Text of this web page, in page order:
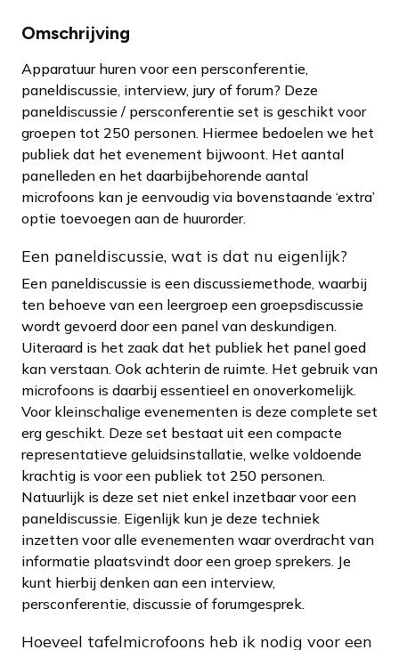
Omschrijving
Apparatuur huren voor een persconferentie,
paneldiscussie, interview, jury of forum? Deze
paneldiscussie / persconferentie set is geschikt voor
groepen tot 250 personen. Hiermee bedoelen we het
publiek dat het evenement bijwoont. Het aantal
panelleden en het daarbijbehorende aantal
microfoons kan je eenvoudig via bovenstaande ‘extra’
optie toevoegen aan de huurorder.
Een paneldiscussie, wat is dat nu eigenlijk?
Een paneldiscussie is een discussiemethode, waarbij
ten behoeve van een leergroep een groepsdiscussie
wordt gevoerd door een panel van deskundigen.
Uiteraard is het zaak dat het publiek het panel goed
kan verstaan. Ook achterin de ruimte. Het gebruik van
microfoons is daarbij essentieel en onoverkomelijk.
Voor kleinschalige evenementen is deze complete set
erg geschikt. Deze set bestaat uit een compacte
representatieve geluidsinstallatie, welke voldoende
krachtig is voor een publiek tot 250 personen.
Natuurlijk is deze set niet enkel inzetbaar voor een
paneldiscussie. Eigenlijk kun je deze techniek
inzetten voor alle evenementen waar overdracht van
informatie plaatsvindt door een groep sprekers. Je
kunt hierbij denken aan een interview,
persconferentie, discussie of forumgesprek.
Hoeveel tafelmicrofoons heb ik nodig voor een